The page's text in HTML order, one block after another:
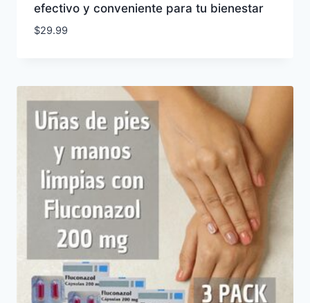
efectivo y conveniente para tu bienestar
$29.99